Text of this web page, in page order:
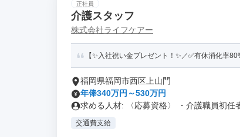
正社員
介護スタッフ
株式会社ライフケアー
【✨入社祝い金プレゼント！✨／✅有休消化率
福岡県福岡市西区上山門
年俸340万円～530万円
求める人材: 〈応募資格〉 ・介護職員初任
交通費支給